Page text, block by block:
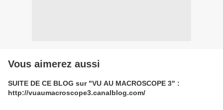
Vous aimerez aussi
SUITE DE CE BLOG sur "VU AU MACROSCOPE 3" :
http://vuaumacroscope3.canalblog.com/